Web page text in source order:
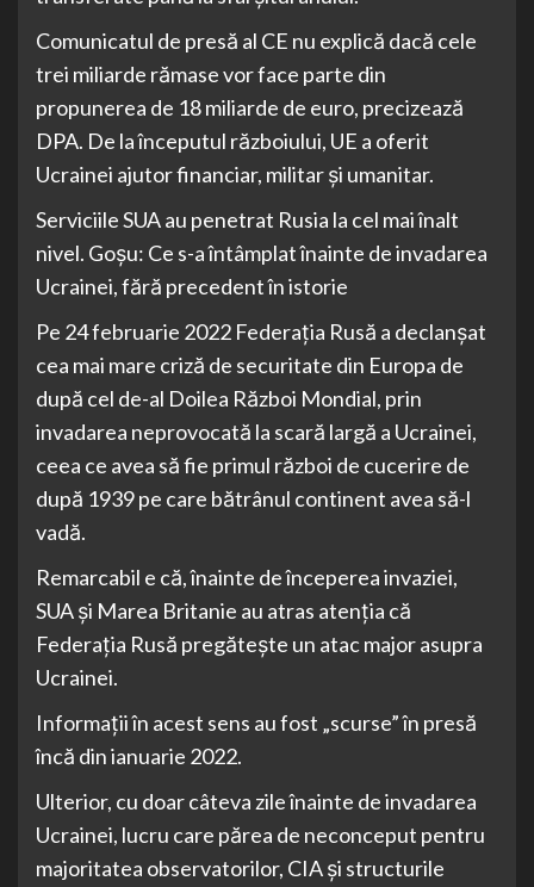
Comunicatul de presă al CE nu explică dacă cele
trei miliarde rămase vor face parte din
propunerea de 18 miliarde de euro, precizează
DPA. De la începutul războiului, UE a oferit
Ucrainei ajutor financiar, militar şi umanitar.
Serviciile SUA au penetrat Rusia la cel mai înalt
nivel. Goșu: Ce s-a întâmplat înainte de invadarea
Ucrainei, fără precedent în istorie
Pe 24 februarie 2022 Federația Rusă a declanșat
cea mai mare criză de securitate din Europa de
după cel de-al Doilea Război Mondial, prin
invadarea neprovocată la scară largă a Ucrainei,
ceea ce avea să fie primul război de cucerire de
după 1939 pe care bătrânul continent avea să-l
vadă.
Remarcabil e că, înainte de începerea invaziei,
SUA și Marea Britanie au atras atenția că
Federația Rusă pregătește un atac major asupra
Ucrainei.
Informații în acest sens au fost „scurse” în presă
încă din ianuarie 2022.
Ulterior, cu doar câteva zile înainte de invadarea
Ucrainei, lucru care părea de neconceput pentru
majoritatea observatorilor, CIA și structurile